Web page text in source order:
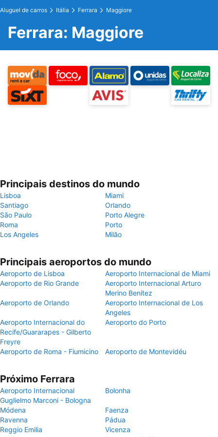
Aluguel de carros Itália Ferrara Maggiore
Ferrara: Maggiore
Principais destinos do mundo
Lisboa
Miami
Santiago
Orlando
São Paulo
Porto Alegre
Roma
Porto
Los Angeles
Milão
Principais aeroportos do mundo
Aeroporto de Lisboa
Aeroporto Internacional de Miami
Aeroporto de Rio Grande
Aeroporto Internacional Arturo
Merino Benítez
Aeroporto de Orlando
Aeroporto Internacional de Los
Angeles
Aeroporto Internacional do
Recife/Guararapes - Gilberto
Freyre
Aeroporto do Porto
Aeroporto de Roma - Fiumicino Aeroporto de Montevidéu
Próximo Ferrara
Aeroporto Internacional
Guglielmo Marconi - Bologna
Bolonha
Módena
Faenza
Ravenna
Pádua
Reggio Emilia
Vicenza